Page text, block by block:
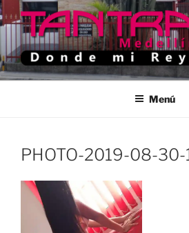
Saltar
al
contenido
TANTRA
Donde Mi Rey
Menú
PHOTO-2019-08-